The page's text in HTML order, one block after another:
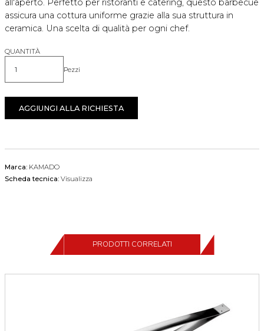
all'aperto. Perfetto per ristoranti e catering, questo barbecue
assicura una cottura uniforme grazie alla sua struttura in
ceramica. Una scelta di qualità per ogni chef.
QUANTITÀ
Quantità Pezzi
AGGIUNGI ALLA RICHIESTA
Marca: KAMADO
Scheda tecnica: Visualizza
PRODOTTI CORRELATI